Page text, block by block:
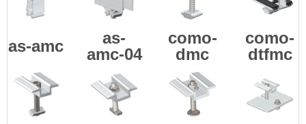
as-amc
as-
amc-04
como-
dmc
como-
dtfmc